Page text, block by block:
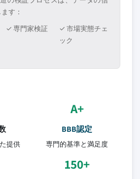
す：
✓ 専門家検証
✓ 市場実態チェ
ック
提供
A+
BBB認定
専門的基準と満足度
150+